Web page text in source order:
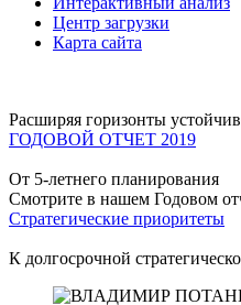
Центр загрузки
Карта сайта
Расширяя горизонты
ГОДОВОЙ ОТЧЕТ 2019
От 5-летнего планирования
Смотрите в нашем Годовом
Стратегические приоритеты
К долгосрочной